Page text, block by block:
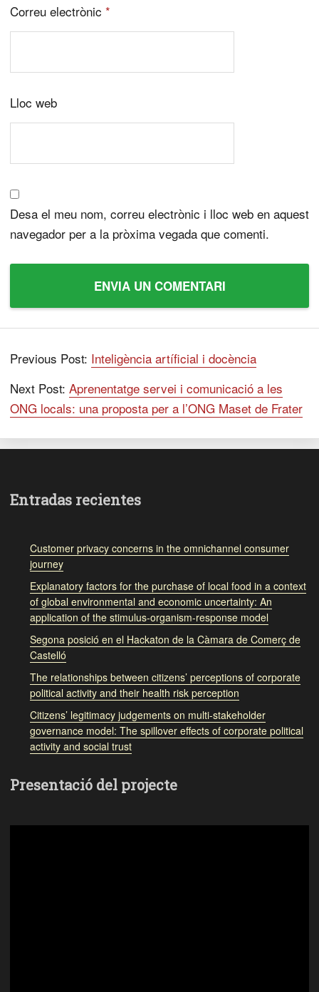
Correu electrònic *
Lloc web
Desa el meu nom, correu electrònic i lloc web en aquest
navegador per a la pròxima vegada que comenti.
Previous Post: Inteligència artíficial i docència
Next Post: Aprenentatge servei i comunicació a les
ONG locals: una proposta per a l’ONG Maset de Frater
Entradas recientes
Customer privacy concerns in the omnichannel consumer
journey
Explanatory factors for the purchase of local food in a context
of global environmental and economic uncertainty: An
application of the stimulus-organism-response model
Segona posició en el Hackaton de la Càmara de Comerç de
Castelló
The relationships between citizens’ perceptions of corporate
political activity and their health risk perception
Citizens’ legitimacy judgements on multi-stakeholder
governance model: The spillover effects of corporate political
activity and social trust
Presentació del projecte